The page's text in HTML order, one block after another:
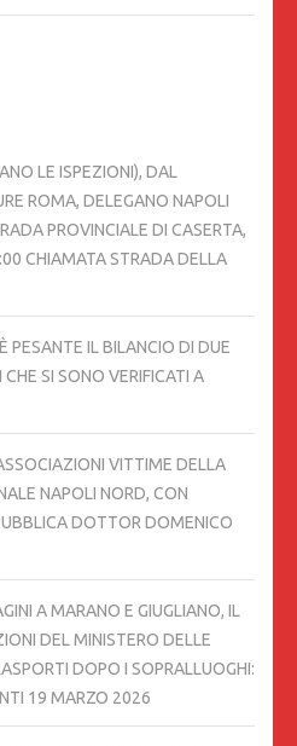
LE ISPEZIONI), DAL
ROMA, DELEGANO NAPOLI
PROVINCIALE DI CASERTA,
CHIAMATA STRADA DELLA
PESANTE IL BILANCIO DI DUE
SI SONO VERIFICATI A
VITTIME DELLA
NAPOLI NORD, CON
DOTTOR DOMENICO
A MARANO E GIUGLIANO, IL
DEL MINISTERO DELLE
DOPO I SOPRALLUOGHI:
19 MARZO 2026